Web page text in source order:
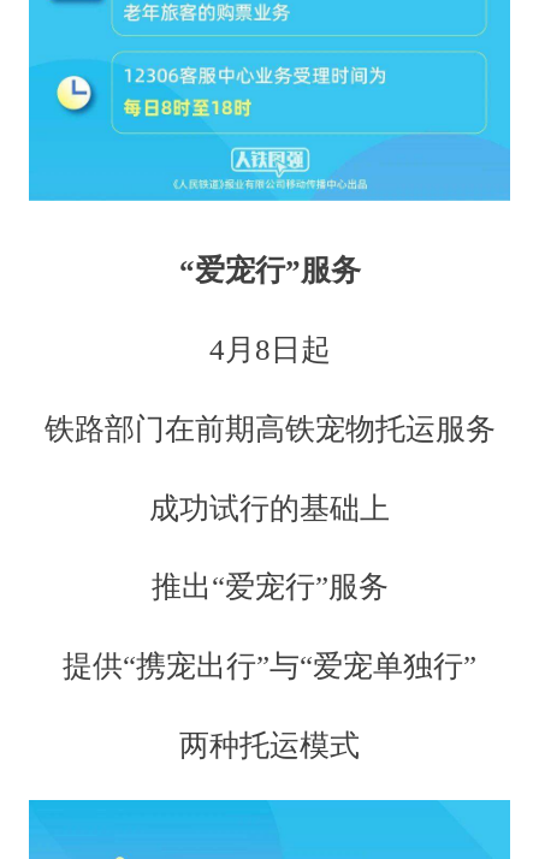
“爱宠行”服务
4月8日起
铁路部门在前期高铁宠物托运服务
成功试行的基础上
推出“爱宠行”服务
提供“携宠出行”与“爱宠单独行”
两种托运模式